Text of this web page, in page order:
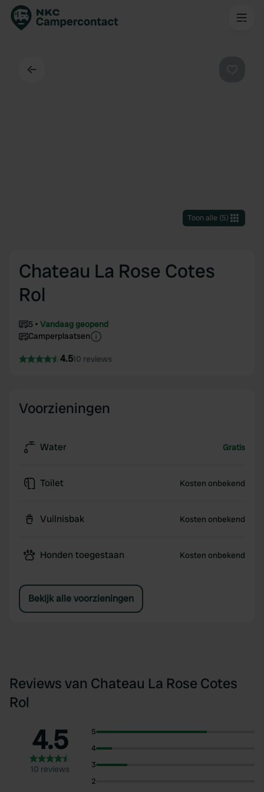
Toon alle(5)
Chateau La Rose Cotes
Rol
5
Vandaag geopend
Camperplaatsen
4.510 reviews
Voorzieningen
Water Gratis
Toilet Kosten onbekend
Vuilnisbak Kosten onbekend
Honden toegestaan Kosten onbekend
Bekijk alle voorzieningen
Reviews van Chateau La Rose Cotes
Rol
4.5
10 reviews
5
4
3
2